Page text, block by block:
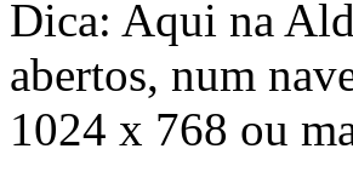
Dica: Aqui na
abertos, num
1024 x 768 ou